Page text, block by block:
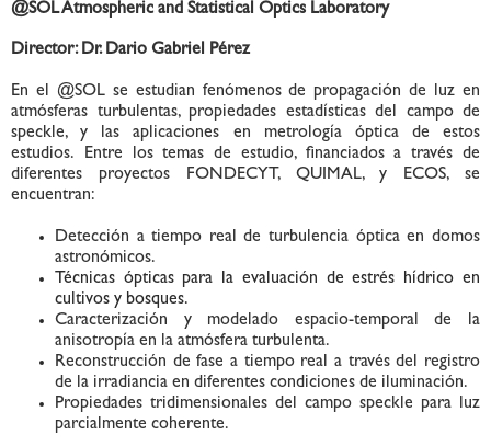
@SOLAtmospheric and Statistical Optics Laboratory
Director: Dr. Dario Gabriel Pérez
En el @SOL se estudian fenómenos de propagación de luz en
atmósferas turbulentas, propiedades estadísticas del campo de
speckle, y las aplicaciones en metrología óptica de estos
estudios. Entre los temas de estudio, financiados a través de
diferentes proyectos FONDECYT, QUIMAL, y ECOS, se
encuentran:
Detección a tiempo real de turbulencia óptica en domos
astronómicos.
Técnicas ópticas para la evaluación de estrés hídrico en
cultivos y bosques.
Caracterización y modelado espacio-temporal de la
anisotropía en la atmósfera turbulenta.
Reconstrucción de fase a tiempo real a través del registro
de la irradiancia en diferentes condiciones de iluminación.
Propiedades tridimensionales del campo speckle para luz
parcialmente coherente.